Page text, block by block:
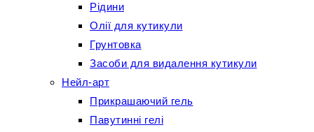
Рідини
Олії для кутикули
Грунтовка
Засоби для видалення кутикули
Нейл-арт
Прикрашаючий гель
Павутинні гелі